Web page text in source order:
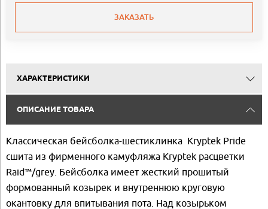
ЗАКАЗАТЬ
ХАРАКТЕРИСТИКИ
ОПИСАНИЕ ТОВАРА
Классическая бейсболка-шестиклинка Kryptek Pride
сшита из фирменного камуфляжа Kryptek расцветки
Raid™/grey. Бейсболка имеет жесткий прошитый
формованный козырек и внутреннюю круговую
окантовку для впитывания пота. Над козырьком